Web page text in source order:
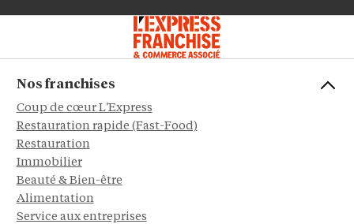
Nos franchises
Coup de cœur L'Express
Restauration rapide (Fast-Food)
Restauration
Immobilier
Beauté & Bien-être
Alimentation
Service aux entreprises